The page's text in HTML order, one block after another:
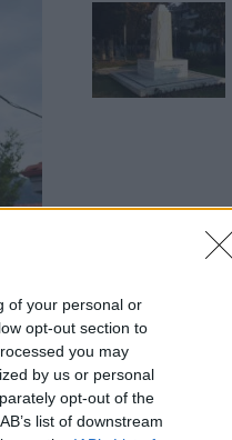
of your personal or
opt-out section to
you may
by us or personal
opt-out of the
list of downstream